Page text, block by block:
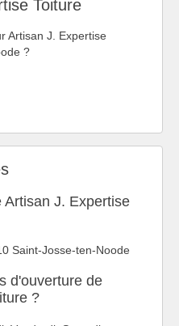
Toiture
Artisan J. Expertise
?
Artisan J. Expertise
Saint-Josse-ten-Noode
d'ouverture de
?